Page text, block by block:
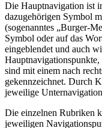
Die Hauptnavigation ist
dazugehörigen Symbol
(sogenanntes „Burger-
Symbol oder auf das
eingeblendet und auch
sind mit einem nach
gekennzeichnet. Durch
jeweilige
Die einzelnen Rubriken
jeweiligen